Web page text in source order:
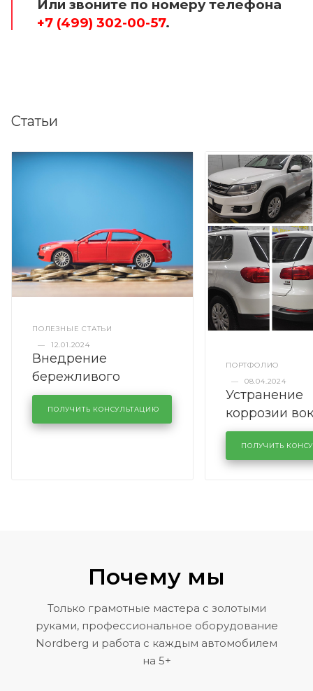
Или звоните по номеру телефона
+7 (499) 302-00-57.
Статьи
ПОЛЕЗНЫЕ СТАТЬИ
—
12.01.2024
Внедрение
бережливого
производства в
кузовном сервисе
KUTUZOVV
ПОЛУЧИТЬ КОНСУЛЬТАЦИЮ
ПОРТФОЛИО
—
08.04.2024
Устранение
коррозии
лобового
районе
Volkswagen
ПОЛУЧИТЬ
Почему мы
Только грамотные мастера с золотыми
руками, профессиональное оборудование
Nordberg и работа с каждым автомобилем
на 5+